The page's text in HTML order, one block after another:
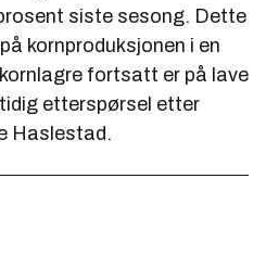
siste sesong. Dette
kornproduksjonen i en
fortsatt er på lave
etterspørsel etter
Haslestad.